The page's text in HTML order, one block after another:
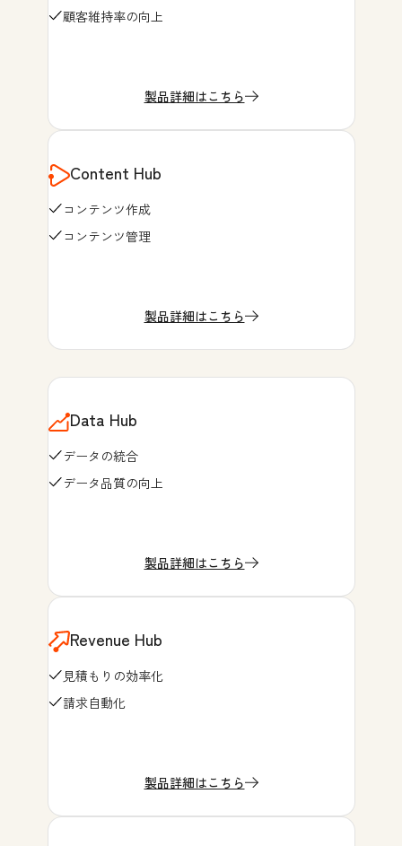
顧客維持率の向上
製品詳細はこちら
Content Hub
コンテンツ作成
コンテンツ管理
製品詳細はこちら
Data Hub
データの統合
データ品質の向上
製品詳細はこちら
Revenue Hub
見積もりの効率化
請求自動化
製品詳細はこちら